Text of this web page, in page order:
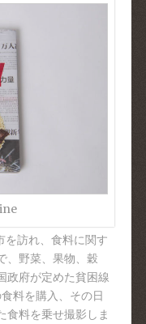
を訪れ、食料に関す
、野菜、果物、穀
政府が定めた貧困線
料を購入、その日
食料を乗せ撮影しま